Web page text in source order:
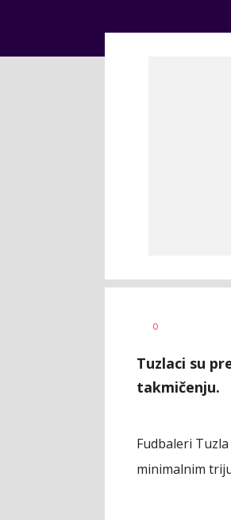
AUTOR
0
Tuzlaci su
takmičenju.
Fudbaleri
minimalnim